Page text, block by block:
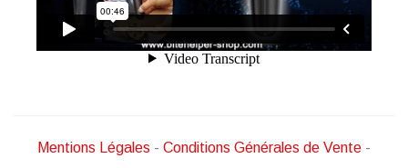
Mentions Légales - Conditions Générales de Vente -